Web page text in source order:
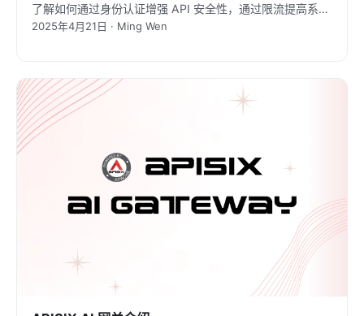
了解如何通过身份认证增强 API 安全性，通过限流提高系统
可靠性，同时为云原生架构优化 MCP 服务。
2025年4月21日 · Ming Wen